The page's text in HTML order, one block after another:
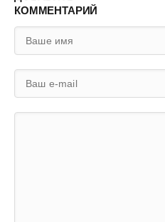
КОММЕНТАРИЙ